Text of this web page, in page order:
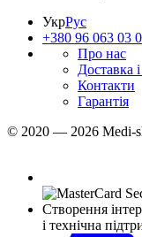
УкрРус
+380 96 063 03
Про нас
Доставка
Контакти
Гарантія
© 2020 — 2026 Medi-
Створення
і технічна